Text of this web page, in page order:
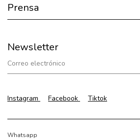
Prensa
Newsletter
Instagram Facebook Tiktok
Whatsapp